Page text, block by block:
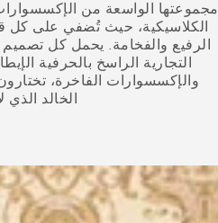
مجموعتها الواسعة من
الكلاسيكية، حيث تُضفي على كل
الرفيع والفخامة. يحمل كل تصميم
التجارية الراسخ بالحرفية
والإكسسوارات الفاخرة،
الخالد